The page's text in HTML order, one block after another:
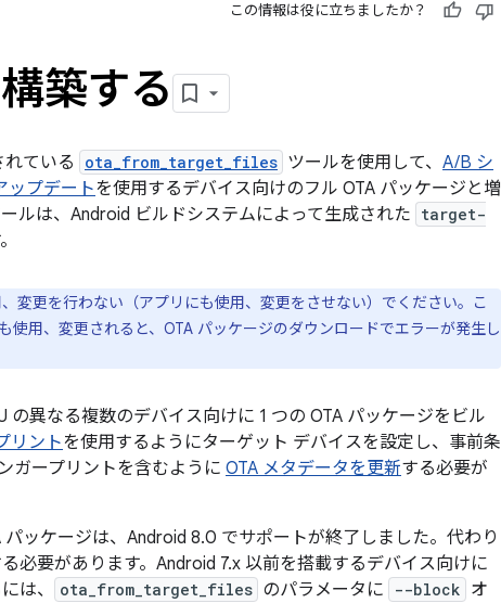
この情報は役に立ちましたか？
築する
れている ota_from_target_files ツールを使用して、 A/B シ
ップデートを使用するデバイス向けのフル OTA パッケージと増
ルは、Android ビルドシステムによって生成された target-
変更を行わない（アプリにも使用、変更をさせない）でください。こ
使用、変更されると、OTA パッケージのダウンロードでエラーが発生し
の異なる複数のデバイス向けに 1 つの OTA パッケージをビル
リントを使用するようにターゲット デバイスを設定し、事前条
ガープリントを含むように OTA メタデータを更新する必要が
ッケージは、Android 8.0 でサポートが終了しました。代わり
必要があります。Android 7.x 以前を搭載するデバイス向けに
は、
ota_from_target_files のパラメータに --block オ